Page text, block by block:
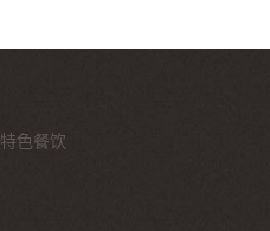
特色餐饮